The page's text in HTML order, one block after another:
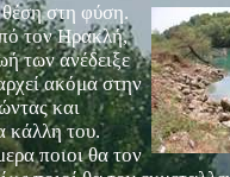
στη φύση.
τον Ηρακλή,
των ανέδειξε
ακόμα στην
και
κάλλη του.
ποιοι θα τον